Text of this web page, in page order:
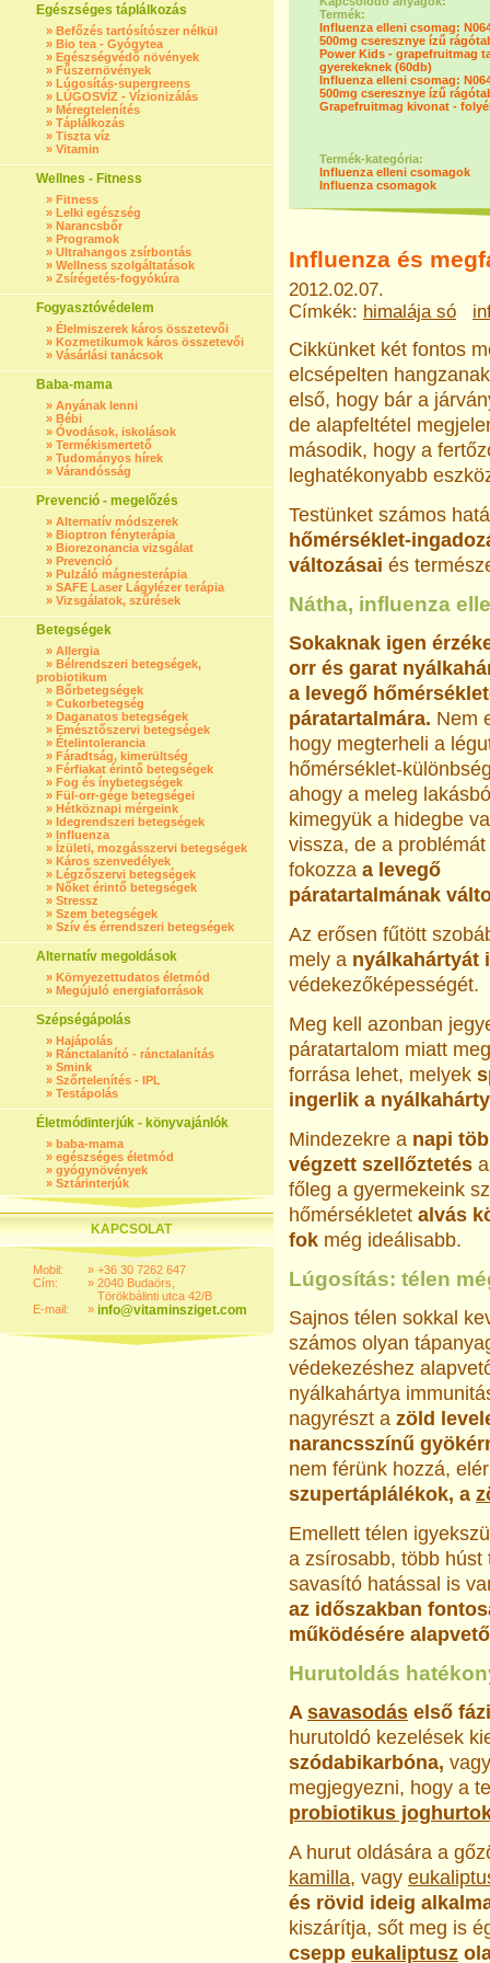
Egészséges táplálkozás
» Befőzés tartósítószer nélkül
» Bio tea - Gyógytea
» Egészségvédő növények
» Fűszernövények
» Lúgosítás-supergreens
» LÚGOSVÍZ - Vízionizálás
» Méregtelenítés
» Táplálkozás
» Tiszta víz
» Vitamin
Wellnes - Fitness
» Fitness
» Lelki egészség
» Narancsbőr
» Programok
» Ultrahangos zsírbontás
» Wellness szolgáltatások
» Zsírégetés-fogyókúra
Fogyasztóvédelem
» Élelmiszerek káros összetevői
» Kozmetikumok káros összetevői
» Vásárlási tanácsok
Baba-mama
» Anyának lenni
» Bébi
» Óvodások, iskolások
» Termékismertető
» Tudományos hírek
» Várandósság
Prevenció - megelőzés
» Alternatív módszerek
» Bioptron fényterápia
» Biorezonancia vizsgálat
» Prevenció
» Pulzáló mágnesterápia
» SAFE Laser Lágylézer terápia
» Vizsgálatok, szűrések
Betegségek
» Allergia
» Bélrendszeri betegségek,
probiotikum
» Bőrbetegségek
» Cukorbetegség
» Daganatos betegségek
» Emésztőszervi betegségek
» Ételintolerancia
» Fáradtság, kimerültség
» Férfiakat érintő betegségek
» Fog és ínybetegségek
» Fül-orr-gége betegségei
» Hétköznapi mérgeink
» Idegrendszeri betegségek
» Influenza
» Ízületi, mozgásszervi betegségek
» Káros szenvedélyek
» Légzőszervi betegségek
» Nőket érintő betegségek
» Stressz
» Szem betegségek
» Szív és érrendszeri betegségek
Alternatív megoldások
» Környezettudatos életmód
» Megújuló energiaforrások
Szépségápolás
» Hajápolás
» Ránctalanító - ránctalanítás
» Smink
» Szőrtelenítés - IPL
» Testápolás
Életmódinterjúk - könyvajánlók
» baba-mama
» egészséges életmód
» gyógynövények
» Sztárinterjúk
KAPCSOLAT
Mobil:
Cím:
E-mail:
»
»
»
+36 30 7262 647
2040 Budaörs,
Törökbálinti utca 42/B
info@vitaminsziget.com
Termék:
Influenza elleni csomag:
500mg cseresznye ízű
Power Kids - grapefruitmag
gyerekeknek (60db)
Influenza elleni csomag:
500mg cseresznye ízű
Grapefruitmag kivonat -
Termék-kategória:
Influenza elleni csomagok
Influenza csomagok
Influenza és
2012.02.07.
Címkék: himalája só
Cikkünket két fontos
elcsépelten
első, hogy bár a
de alapfeltétel
második, hogy a
leghatékonyabb
Testünket számos
hőmérséklet-
változásai és
Nátha, influenza
Sokaknak igen
orr és garat
a levegő
páratartalmára. Nem
hogy megterheli a
hőmérséklet-
ahogy a meleg
kimegyük a hidegbe
vissza, de a problémát
fokozza a levegő
páratartalmának
Az erősen fűtött
mely a nyálkahártyát
védekezőképességét.
Meg kell azonban
páratartalom miatt
forrása lehet, melyek
ingerlik a
Mindezekre a napi
végzett szellőztetés
főleg a gyermekeink
hőmérsékletet alvás
fok még ideálisabb.
Lúgosítás: télen
Sajnos télen sokkal
számos olyan
védekezéshez
nyálkahártya
nagyrészt a zöld
narancsszínű
nem férünk hozzá,
szupertáplálékok, a
Emellett télen
a zsírosabb, több húst
savasító hatással is
az időszakban
működésére
Hurutoldás
A savasodás első
hurutoldó kezelések
szódabikarbóna,
megjegyezni, hogy a
probiotikus
A hurut oldására a
kamilla, vagy
és rövid ideig
kiszárítja, sőt meg is
csepp eukaliptusz